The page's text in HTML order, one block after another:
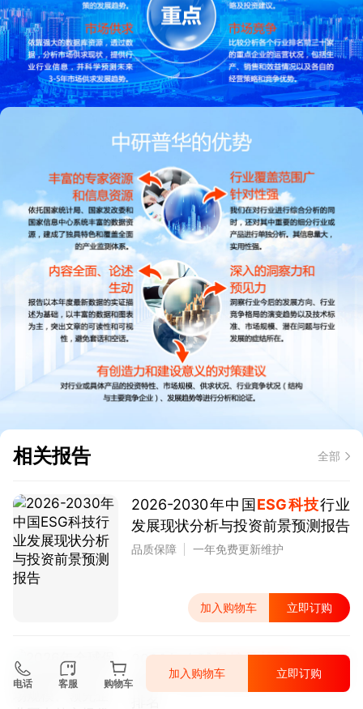
相关报告 全部
2026-2030年中国 ESG科技行业
发展现状分析与投资前景预测报告
品质保障 一年免费更新维护
加入购物车 立即订购
2026年全球保健品检测行业市场
规模、领先企业国内外市场份额及
电话 客服 购物车
加入购物车 立即订购